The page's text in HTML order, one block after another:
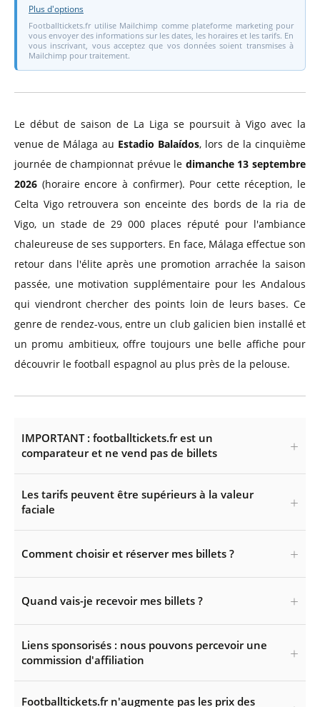
Plus d'options
Footballtickets.fr utilise Mailchimp comme plateforme marketing pour
vous envoyer des informations sur les dates, les horaires et les tarifs. En
vous inscrivant, vous acceptez que vos données soient transmises à
Mailchimp pour traitement.
Le début de saison de La Liga se poursuit à Vigo avec la
venue de Málaga au Estadio Balaídos, lors de la cinquième
journée de championnat prévue le dimanche 13 septembre
2026 (horaire encore à confirmer). Pour cette réception, le
Celta Vigo retrouvera son enceinte des bords de la ria de
Vigo, un stade de 29 000 places réputé pour l'ambiance
chaleureuse de ses supporters. En face, Málaga effectue son
retour dans l'élite après une promotion arrachée la saison
passée, une motivation supplémentaire pour les Andalous
qui viendront chercher des points loin de leurs bases. Ce
genre de rendez-vous, entre un club galicien bien installé et
un promu ambitieux, offre toujours une belle affiche pour
découvrir le football espagnol au plus près de la pelouse.
IMPORTANT : footballtickets.fr est un
comparateur et ne vend pas de billets
Les tarifs peuvent être supérieurs à la valeur
faciale
Comment choisir et réserver mes billets ?
Quand vais-je recevoir mes billets ?
Liens sponsorisés : nous pouvons percevoir une
commission d'affiliation
Footballtickets.fr n'augmente pas les prix des